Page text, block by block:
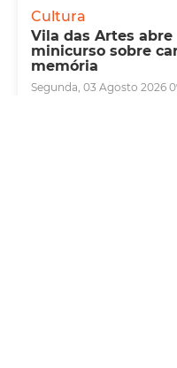
Cultura
Vila das Artes
minicurso sobre
memória
Segunda, 03 Agosto 2026